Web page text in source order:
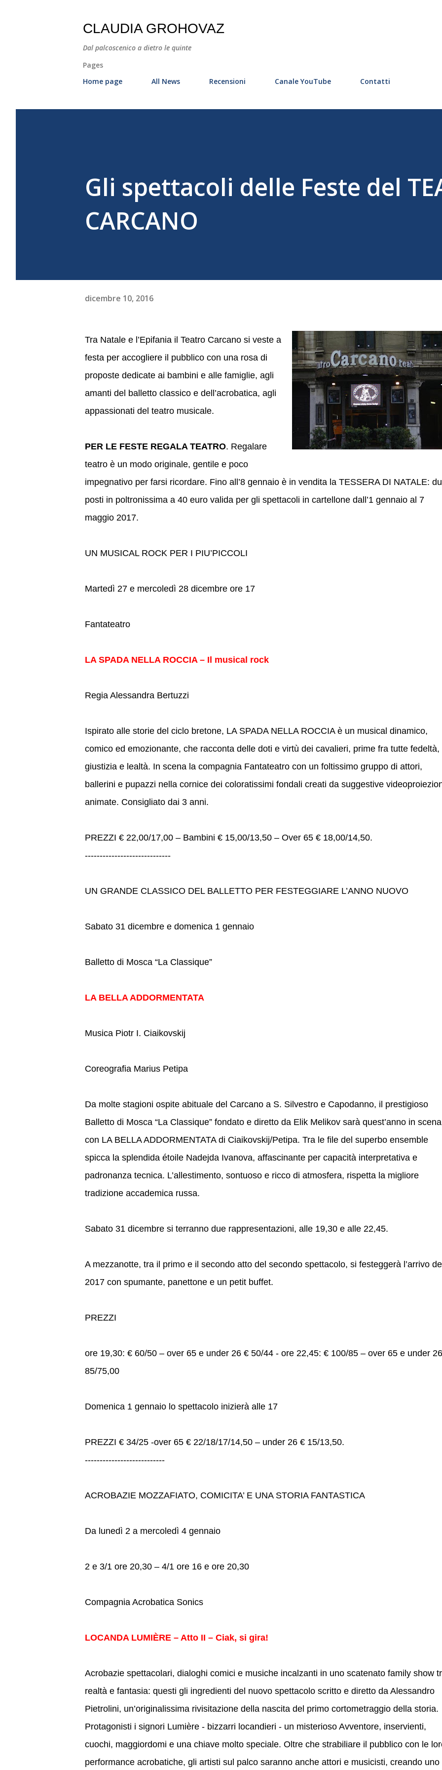
CLAUDIA GROHOVAZ
Dal palcoscenico a dietro le quinte
Pages
Home page
All News Recensioni Canale YouTube Contatti
Gli spettacoli delle Feste del
CARCANO
dicembre 10, 2016
Tra Natale e l’Epifania il Teatro Carcano si veste a
festa per accogliere il pubblico con una rosa di
proposte dedicate ai bambini e alle famiglie, agli
amanti del balletto classico e dell’acrobatica, agli
appassionati del teatro musicale.
PER LE FESTE REGALA TEATRO. Regalare
teatro è un modo originale, gentile e poco
impegnativo per farsi ricordare. Fino all’8 gennaio è in vendita la TESSERA DI NATALE:
posti in poltronissima a 40 euro valida per gli spettacoli in cartellone dall’1 gennaio al 7
maggio 2017.
UN MUSICAL ROCK PER I PIU’PICCOLI
Martedì 27 e mercoledì 28 dicembre ore 17
Fantateatro
LA SPADA NELLA ROCCIA – Il musical rock
Regia Alessandra Bertuzzi
Ispirato alle storie del ciclo bretone, LA SPADA NELLA ROCCIA è un musical dinamico,
comico ed emozionante, che racconta delle doti e virtù dei cavalieri, prime fra tutte fedeltà,
giustizia e lealtà. In scena la compagnia Fantateatro con un foltissimo gruppo di attori,
ballerini e pupazzi nella cornice dei coloratissimi fondali creati da suggestive
animate. Consigliato dai 3 anni.
PREZZI € 22,00/17,00 – Bambini € 15,00/13,50 – Over 65 € 18,00/14,50.
-----------------------------
UN GRANDE CLASSICO DEL BALLETTO PER FESTEGGIARE L’ANNO NUOVO
Sabato 31 dicembre e domenica 1 gennaio
Balletto di Mosca “La Classique”
LA BELLA ADDORMENTATA
Musica Piotr I. Ciaikovskij
Coreografia Marius Petipa
Da molte stagioni ospite abituale del Carcano a S. Silvestro e Capodanno, il prestigioso
Balletto di Mosca “La Classique” fondato e diretto da Elik Melikov sarà quest’anno in scena
con LA BELLA ADDORMENTATA di Ciaikovskij/Petipa. Tra le file del superbo ensemble
spicca la splendida étoile Nadejda Ivanova, affascinante per capacità interpretativa e
padronanza tecnica. L’allestimento, sontuoso e ricco di atmosfera, rispetta la migliore
tradizione accademica russa.
Sabato 31 dicembre si terranno due rappresentazioni, alle 19,30 e alle 22,45.
A mezzanotte, tra il primo e il secondo atto del secondo spettacolo, si festeggerà l’arrivo
2017 con spumante, panettone e un petit buffet.
PREZZI
ore 19,30: € 60/50 – over 65 e under 26 € 50/44 - ore 22,45: € 100/85 – over 65 e under
85/75,00
Domenica 1 gennaio lo spettacolo inizierà alle 17
PREZZI € 34/25 -over 65 € 22/18/17/14,50 – under 26 € 15/13,50.
---------------------------
ACROBAZIE MOZZAFIATO, COMICITA’ E UNA STORIA FANTASTICA
Da lunedì 2 a mercoledì 4 gennaio
2 e 3/1 ore 20,30 – 4/1 ore 16 e ore 20,30
Compagnia Acrobatica Sonics
LOCANDA LUMIÈRE – Atto II – Ciak, si gira!
Acrobazie spettacolari, dialoghi comici e musiche incalzanti in uno scatenato family show
realtà e fantasia: questi gli ingredienti del nuovo spettacolo scritto e diretto da Alessandro
Pietrolini, un’originalissima rivisitazione della nascita del primo cortometraggio della storia.
Protagonisti i signori Lumière - bizzarri locandieri - un misterioso Avventore, inservienti,
cuochi, maggiordomi e una chiave molto speciale. Oltre che strabiliare il pubblico con le
performance acrobatiche, gli artisti sul palco saranno anche attori e musicisti, creando uno